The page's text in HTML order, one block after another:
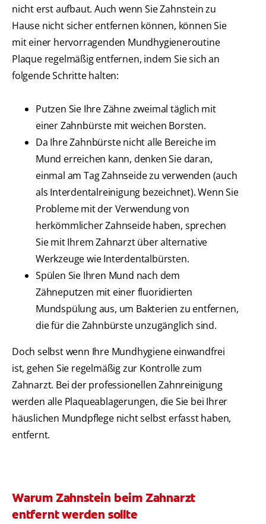
nicht erst aufbaut. Auch wenn Sie Zahnstein zu
Hause nicht sicher entfernen können, können Sie
mit einer hervorragenden Mundhygieneroutine
Plaque regelmäßig entfernen, indem Sie sich an
folgende Schritte halten:
Putzen Sie Ihre Zähne zweimal täglich mit
einer Zahnbürste mit weichen Borsten.
Da Ihre Zahnbürste nicht alle Bereiche im
Mund erreichen kann, denken Sie daran,
einmal am Tag Zahnseide zu verwenden (auch
als Interdentalreinigung bezeichnet). Wenn Sie
Probleme mit der Verwendung von
herkömmlicher Zahnseide haben, sprechen
Sie mit Ihrem Zahnarzt über alternative
Werkzeuge wie Interdentalbürsten.
Spülen Sie Ihren Mund nach dem
Zähneputzen mit einer fluoridierten
Mundspülung aus, um Bakterien zu entfernen,
die für die Zahnbürste unzugänglich sind.
Doch selbst wenn Ihre Mundhygiene einwandfrei
ist, gehen Sie regelmäßig zur Kontrolle zum
Zahnarzt. Bei der professionellen Zahnreinigung
werden alle Plaqueablagerungen, die Sie bei Ihrer
häuslichen Mundpflege nicht selbst erfasst haben,
entfernt.
Warum Zahnstein beim Zahnarzt
entfernt werden sollte